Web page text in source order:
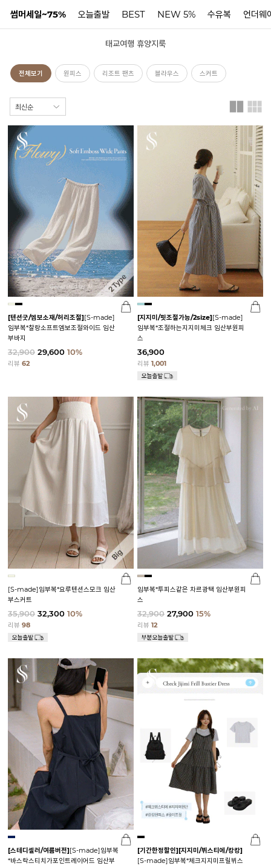
썸머세일~75% 오늘출발 BEST NEW 5% 수유복 언더웨
태교여행 휴양지룩
전체보기 원피스 리조트 팬츠 블라우스 스커트
[텐션굿/엠보소재/허리조절][S-made]
임부복*찰랑소프트엠보조절와이드 임산
부바지
32,900 29,600 10%
리뷰 62
[지지미/핏조절가능/2size][S-made]
임부복*조절하는지지미체크 임산부원피
스
36,900
리뷰 1,001
[S-made]임부복*요루텐션스모크 임산
부스커트
35,900 32,300 10%
리뷰 98
임부복*투피스같은 차르광택 임산부원피
스
32,900 27,900 15%
리뷰 12
[스테디셀러/여름버전][S-made]임부복
*바스락스티치가포인트레이어드 임산부
[기간한정할인][지지미/뷔스티에/캉캉]
[S-made]임부복*체크지지미프릴뷔스